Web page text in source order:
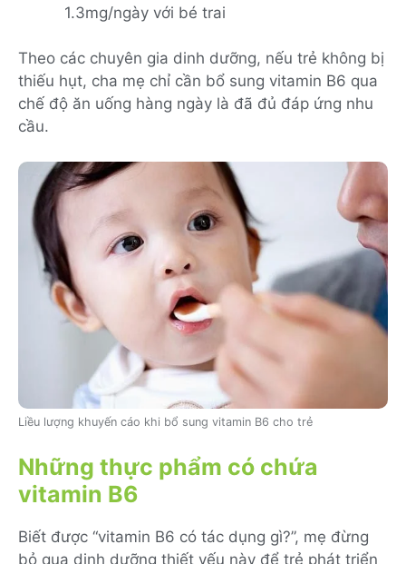
1.3mg/ngày với bé trai
Theo các chuyên gia dinh dưỡng, nếu trẻ không bị
thiếu hụt, cha mẹ chỉ cần bổ sung vitamin B6 qua
chế độ ăn uống hàng ngày là đã đủ đáp ứng nhu
cầu.
Liều lượng khuyến cáo khi bổ sung vitamin B6 cho trẻ
Những thực phẩm có chứa
vitamin B6
Biết được “vitamin B6 có tác dụng gì?”, mẹ đừng
bỏ qua dinh dưỡng thiết yếu này để trẻ phát triển